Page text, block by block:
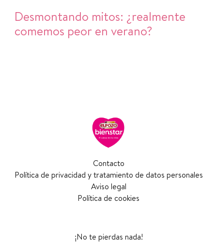
Desmontando mitos: ¿realmente
comemos peor en verano?
Contacto
Política de privacidad y tratamiento de datos personales
Aviso legal
Política de cookies
¡No te pierdas nada!